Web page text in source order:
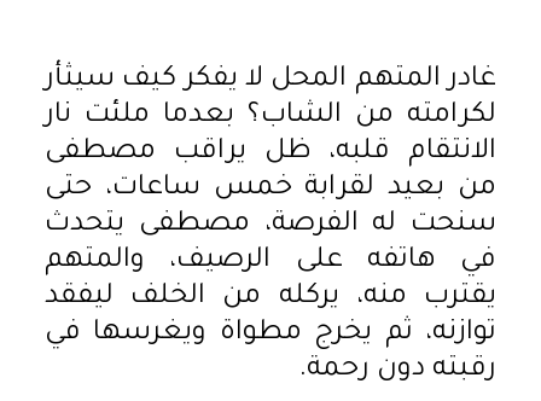
غادر المتهم المحل لا يفكر كيف سيثأر
لكرامته من الشاب؟ بعدما ملئت نار
الانتقام قلبه، ظل يراقب مصطفى
من بعيد لقرابة خمس ساعات، حتى
سنحت له الفرصة، مصطفى يتحدث
في هاتفه على الرصيف، والمتهم
يقترب منه، يركله من الخلف ليفقد
توازنه، ثم يخرج مطواة ويغرسها في
رقبته دون رحمة.